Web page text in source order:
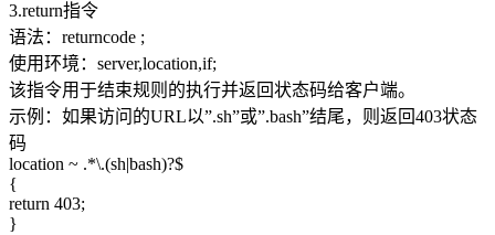
3.return指令
语法：returncode ;
使用环境：server,location,if;
该指令用于结束规则的执行并返回状态码给客户端。
示例：如果访问的URL以”.sh”或”.bash”结尾，则返回403状态
码
location ~ .*\.(sh|bash)?$
{
return 403;
}